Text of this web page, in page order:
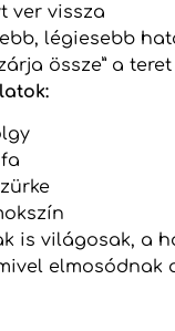
ver vissza
légiesebb
össze” a teret
is világosak, a
elmosódnak